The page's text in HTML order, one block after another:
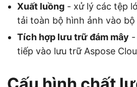
Xuất luồng - xử lý các tệp
tải toàn bộ hình ảnh vào bộ
Tích hợp lưu trữ đám mây -
tiếp vào lưu trữ Aspose